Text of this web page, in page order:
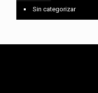
Sin categorizar